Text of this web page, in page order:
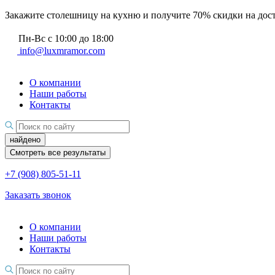
Закажите столешницу на кухню и получите 70% скидки на
Пн-Вс с 10:00 до 18:00
info@luxmramor.com
О компании
Наши работы
Контакты
найдено
Смотреть все результаты
+7 (908) 805-51-11
Заказать звонок
О компании
Наши работы
Контакты